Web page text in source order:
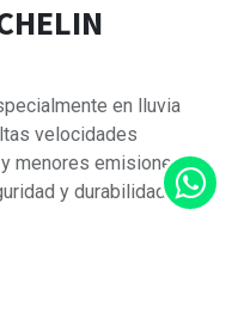
en lluvia
velocidades
menores emisiones
y durabilidad de la